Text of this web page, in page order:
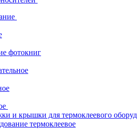
фотокниг
и крышки для термоклеевого
термоклеевое